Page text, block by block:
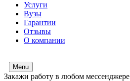
Услуги
Вузы
Гарантии
Отзывы
О компании
Menu
Закажи работу в любом мессенджере